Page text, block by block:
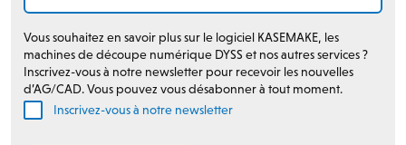
Vous souhaitez en savoir plus sur le logiciel KASEMAKE, les
machines de découpe numérique DYSS et nos autres services ?
Inscrivez-vous à notre newsletter pour recevoir les nouvelles
d’AG/CAD. Vous pouvez vous désabonner à tout moment.
Inscrivez-vous à notre newsletter